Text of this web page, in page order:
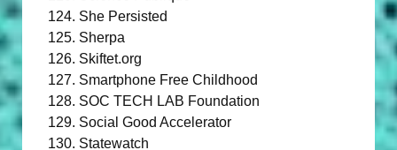
She Persisted
Sherpa
Skiftet.org
Smartphone Free Childhood
SOC TECH LAB Foundation
Social Good Accelerator
Statewatch